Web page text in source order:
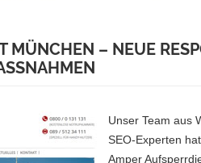
MÜNCHEN – NEUE
Unser Team aus
SEO-Experten
Amper